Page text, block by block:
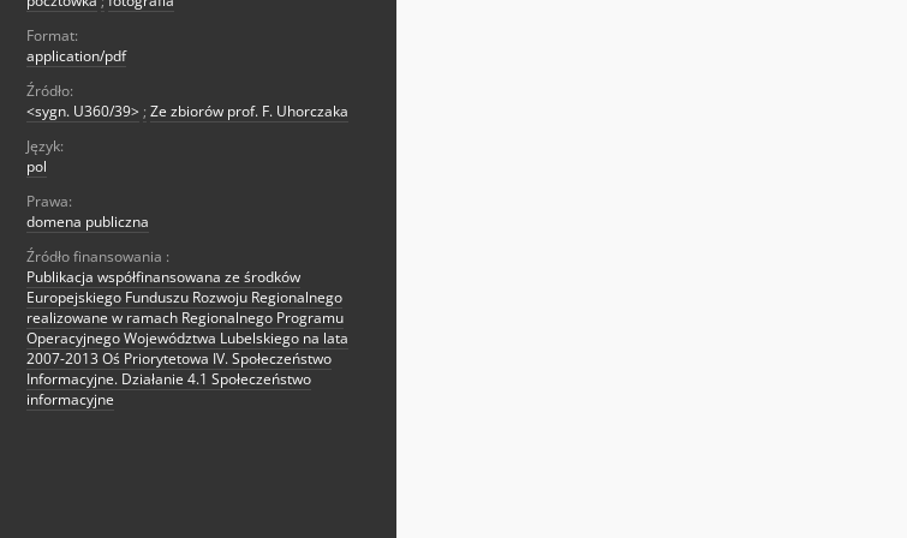
Format:
application/pdf
Źródło:
<sygn. U360/39> ; Ze zbiorów prof. F. Uhorczaka
Język:
pol
Prawa:
domena publiczna
Źródło finansowania :
Publikacja współfinansowana ze środków
Europejskiego Funduszu Rozwoju Regionalnego
realizowane w ramach Regionalnego Programu
Operacyjnego Województwa Lubelskiego na lata
2007-2013 Oś Priorytetowa IV. Społeczeństwo
Informacyjne. Działanie 4.1 Społeczeństwo
informacyjne